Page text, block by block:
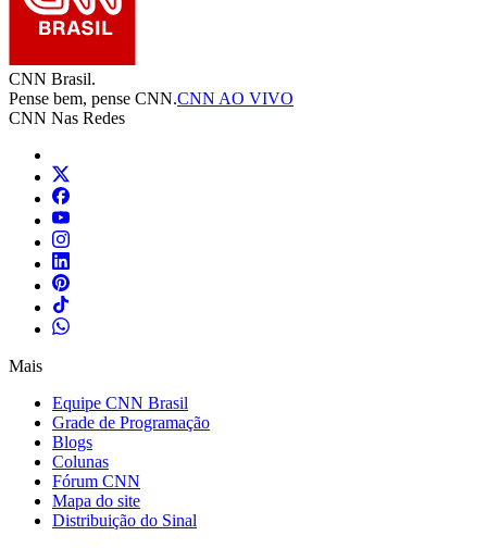
CNN Brasil.
Pense bem, pense CNN.CNN AO VIVO
CNN Nas Redes
Mais
Equipe CNN Brasil
Grade de Programação
Blogs
Colunas
Fórum CNN
Mapa do site
Distribuição do Sinal